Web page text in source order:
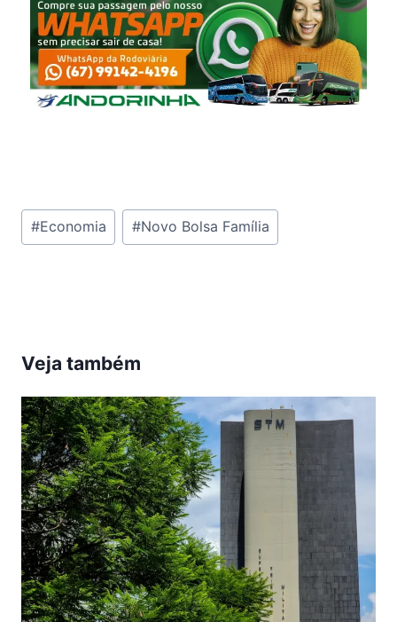
Tags
do
#Economia #Novo Bolsa Família
Veja também